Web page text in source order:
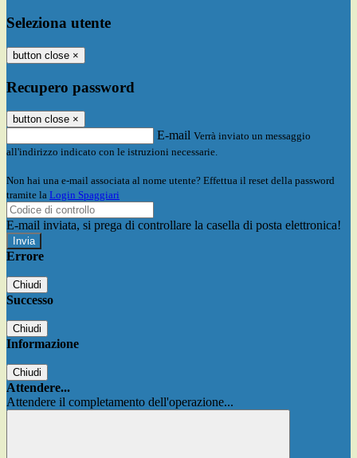
Seleziona utente
button close ×
Recupero password
button close ×
E-mail Verrà inviato un messaggio
all'indirizzo indicato con le istruzioni necessarie.
Non hai una e-mail associata al nome utente? Effettua il reset della password
tramite la Login Spaggiari
E-mail inviata, si prega di controllare la casella di posta elettronica!
Errore
Chiudi
Successo
Chiudi
Informazione
Chiudi
Attendere...
Attendere il completamento dell'operazione...